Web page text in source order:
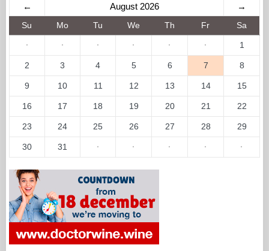
← August 2026 →
Su Mo Tu We Th Fr Sa
· · · · · · 1
2 3 4 5 6 7 8
9 10 11 12 13 14 15
16 17 18 19 20 21 22
23 24 25 26 27 28 29
30 31 · · · · ·